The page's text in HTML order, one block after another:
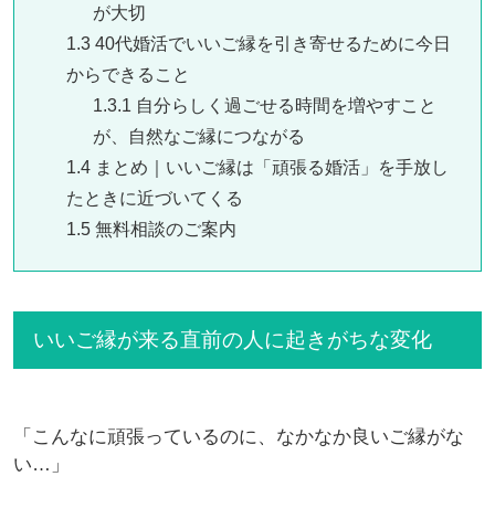
が大切
1.340代婚活でいいご縁を引き寄せるために今日
からできること
1.3.1 自分らしく過ごせる時間を増やすこと
が、自然なご縁につながる
1.4まとめ｜いいご縁は「頑張る婚活」を手放し
たときに近づいてくる
1.5無料相談のご案内
いいご縁が来る直前の人に起きがちな変化
「こんなに頑張っているのに、なかなか良いご縁がな
い…」